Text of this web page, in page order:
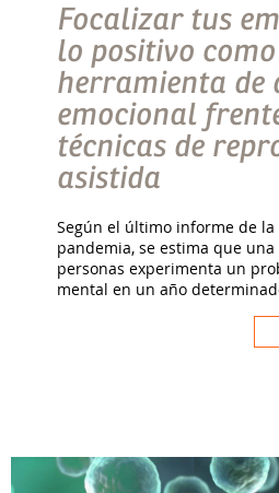
Focalizar tus
lo positivo como
herramienta de
emocional
técnicas de
asistida
Según el último informe de la
pandemia, se estima que
personas experimenta un
mental en un año